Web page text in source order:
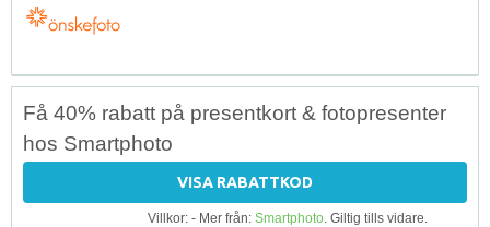
Få 40% rabatt på presentkort & fotopresenter
hos Smartphoto
VISA RABATTKOD
Villkor: - Mer från: Smartphoto. Giltig tills vidare.